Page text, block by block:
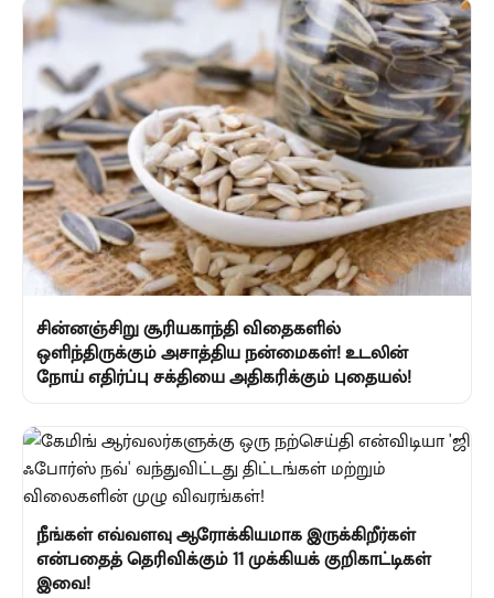
சின்னஞ்சிறு சூரியகாந்தி விதைகளில்
ஒளிந்திருக்கும் அசாத்திய நன்மைகள்! உடலின்
நோய் எதிர்ப்பு சக்தியை அதிகரிக்கும் புதையல்!
நீங்கள் எவ்வளவு ஆரோக்கியமாக இருக்கிறீர்கள்
என்பதைத் தெரிவிக்கும் 11 முக்கியக் குறிகாட்டிகள்
இவை!